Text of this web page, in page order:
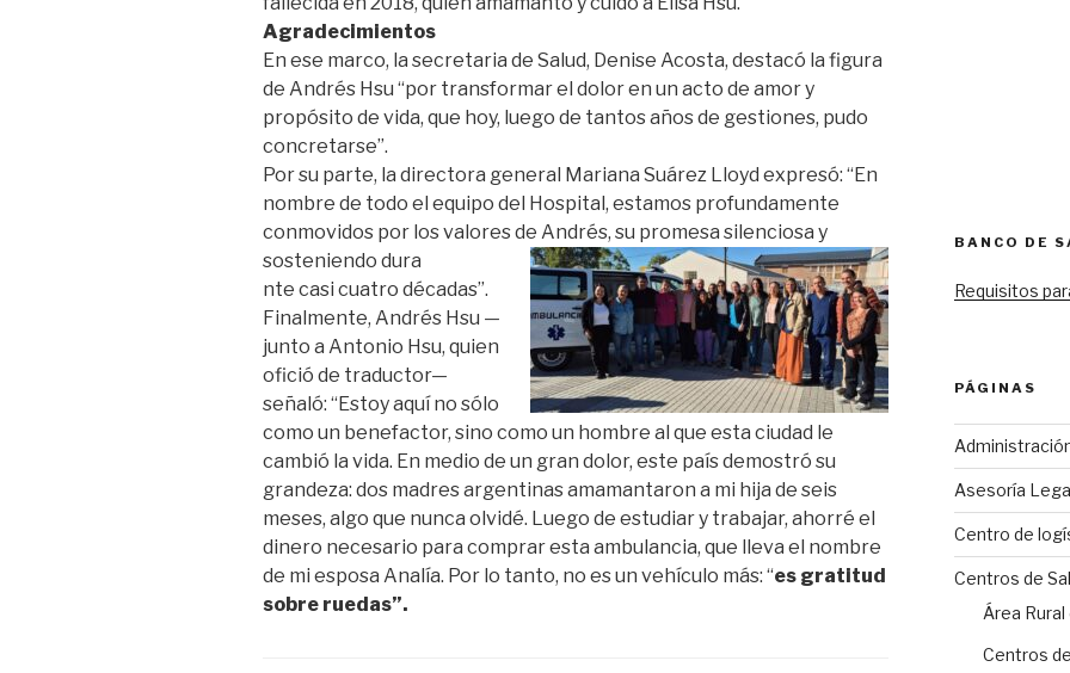
Agradecimientos
En ese marco, la secretaria de Salud, Denise Acosta, destacó la figura
de Andrés Hsu “por transformar el dolor en un acto de amor y
propósito de vida, que hoy, luego de tantos años de gestiones, pudo
concretarse”.
Por su parte, la directora general Mariana Suárez Lloyd expresó: “En
nombre de todo el equipo del Hospital, estamos profundamente
conmovidos por los valores de Andrés, su promesa silenciosa y
sosteniendo dura
nte casi cuatro décadas”.
Finalmente, Andrés Hsu —
junto a Antonio Hsu, quien
ofició de traductor—
señaló: “Estoy aquí no sólo
como un benefactor, sino como un hombre al que esta ciudad le
cambió la vida. En medio de un gran dolor, este país demostró su
grandeza: dos madres argentinas amamantaron a mi hija de seis
meses, algo que nunca olvidé. Luego de estudiar y trabajar, ahorré el
dinero necesario para comprar esta ambulancia, que lleva el nombre
de mi esposa Analía. Por lo tanto, no es un vehículo más: “es gratitud
sobre ruedas”.
BANCO DE
Requisitos
PÁGINAS
Asesoría
Centro de
Centros de
Área
Centros